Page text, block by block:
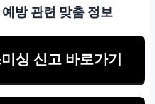
스러운 링크는 절대 클
적 압박을 통한 판단력
방 관련 맞춤 정보
싱 신고 바로가기